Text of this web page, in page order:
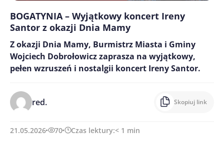
BOGATYNIA – Wyjątkowy koncert Ireny
Santor z okazji Dnia Mamy
Z okazji Dnia Mamy, Burmistrz Miasta i Gminy
Wojciech Dobrołowicz zaprasza na wyjątkowy,
pełen wzruszeń i nostalgii koncert Ireny Santor.
red. Skopiuj link
21.05.2026 70 Czas lektury:< 1 min